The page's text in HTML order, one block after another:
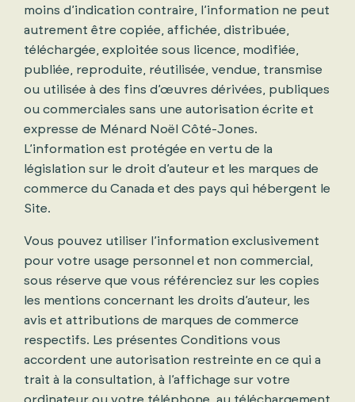
moins d’indication contraire, l’information ne peut
autrement être copiée, affichée, distribuée,
téléchargée, exploitée sous licence, modifiée,
publiée, reproduite, réutilisée, vendue, transmise
ou utilisée à des fins d’œuvres dérivées, publiques
ou commerciales sans une autorisation écrite et
expresse de Ménard Noël Côté-Jones.
L’information est protégée en vertu de la
législation sur le droit d’auteur et les marques de
commerce du Canada et des pays qui hébergent le
Site.
Vous pouvez utiliser l’information exclusivement
pour votre usage personnel et non commercial,
sous réserve que vous référenciez sur les copies
les mentions concernant les droits d’auteur, les
avis et attributions de marques de commerce
respectifs. Les présentes Conditions vous
accordent une autorisation restreinte en ce qui a
trait à la consultation, à l’affichage sur votre